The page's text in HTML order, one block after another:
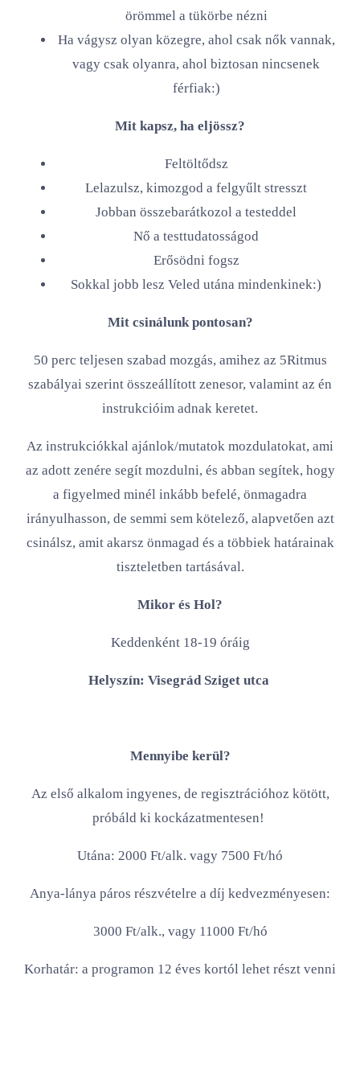
örömmel a tükörbe nézni
Ha vágysz olyan közegre, ahol csak nők vannak,
vagy csak olyanra, ahol biztosan nincsenek
férfiak:)
Mit kapsz, ha eljössz?
Feltöltődsz
Lelazulsz, kimozgod a felgyűlt stresszt
Jobban összebarátkozol a testeddel
Nő a testtudatosságod
Erősödni fogsz
Sokkal jobb lesz Veled utána mindenkinek:)
Mit csinálunk pontosan?
50 perc teljesen szabad mozgás, amihez az 5Ritmus
szabályai szerint összeállított zenesor, valamint az én
instrukcióim adnak keretet.
Az instrukciókkal ajánlok/mutatok mozdulatokat, ami
az adott zenére segít mozdulni, és abban segítek, hogy
a figyelmed minél inkább befelé, önmagadra
irányulhasson, de semmi sem kötelező, alapvetően azt
csinálsz, amit akarsz önmagad és a többiek határainak
tiszteletben tartásával.
Mikor és Hol?
Keddenként 18-19 óráig
Helyszín: Visegrád Sziget utca
Mennyibe kerül?
Az első alkalom ingyenes, de regisztrációhoz kötött,
próbáld ki kockázatmentesen!
Utána: 2000 Ft/alk. vagy 7500 Ft/hó
Anya-lánya páros részvételre a díj kedvezményesen:
3000 Ft/alk., vagy 11000 Ft/hó
Korhatár: a programon 12 éves kortól lehet részt venni